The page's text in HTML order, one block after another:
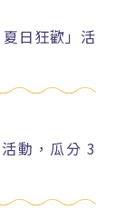
日狂歡」活
動，瓜分 3